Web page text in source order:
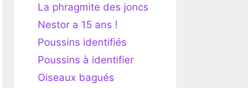
La phragmite des joncs
Nestor a 15 ans !
Poussins identifiés
Poussins à identifier
Oiseaux bagués